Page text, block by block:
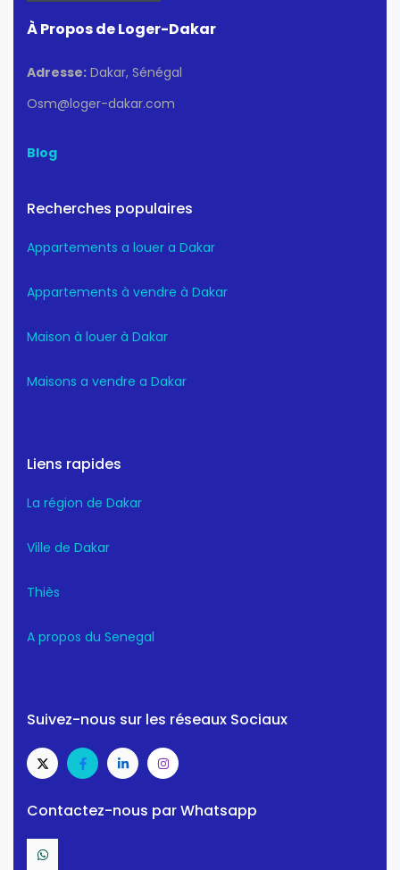
À Propos de Loger-Dakar
Adresse: Dakar, Sénégal
Osm@loger-dakar.com
Blog
Recherches populaires
Appartements a louer a Dakar
Appartements à vendre à Dakar
Maison à louer à Dakar
Maisons a vendre a Dakar
Liens rapides
La région de Dakar
Ville de Dakar
Thiès
A propos du Senegal
Suivez-nous sur les réseaux Sociaux
Contactez-nous par Whatsapp